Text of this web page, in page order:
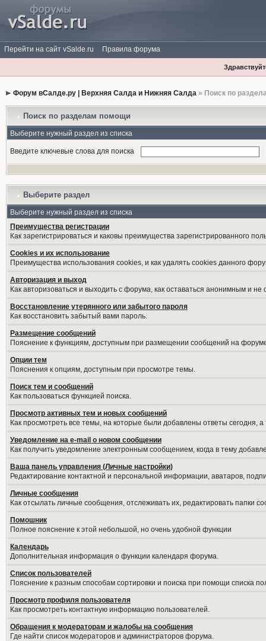
Перейти на сайт vSalde.ru Правила форума
Форум вСалде.ру | Верхняя Салда и Нижняя Салда» Поиск по
Поиск по разделам помощи
Выберите нужный раздел из списка
Введите ключевые слова для поиска
Выберите раздел
Выберите нужный раздел из списка
Преимущества регистрации
Как зарегистрироваться и каковы преимущества зарегистрированного
Cookies и их использование
Преимущества использования cookies, и как удалять cookies данного
Авторизация и выход
Как авторизоваться и выходить с форума, как оставаться анонимным и
Восстановление утерянного или забытого пароля
Как восстановить забытый вами пароль.
Размещение сообщений
Пояснение к функциям, доступным при размещении сообщений на
Опции тем
Пояснения к опциям, доступным при просмотре темы.
Поиск тем и сообщений
Как пользоваться функцией поиска.
Просмотр активных тем и новых сообщений
Как просмотреть все темы, на которые были добавлены ответы сегодня,
Уведомление на е-mail о новом сообщении
Как получить уведомление электронным сообщением, когда в тему
Ваша панель управления (Личные настройки)
Редактирование контактной и персональной информации, аватаров,
Личные сообщения
Как отсылать личные сообщения, отслеживать их, редактировать папки
Помошник
Полное пояснение к этой небольшой, но очень удобной функции
Календарь
Дополнительная информация о функции календаря форума.
Список пользователей
Пояснение к разным способам сортировки и поиска при помощи списка
Просмотр профиля пользователя
Как просмотреть контактную информацию пользователей.
Обращения к модераторам и жалобы на сообщения
Где найти список модераторов и администраторов форума.